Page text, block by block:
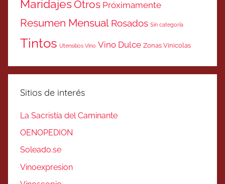
MaridajesOtros Próximamente
Resumen Mensual Rosados Sin categoría
Tintos Utensilios Vino Vino Dulce Zonas Vinicolas
Sitios de interés
La Sacristía del Caminante
OENOPEDION
Soleado.se
Vinoexpresion